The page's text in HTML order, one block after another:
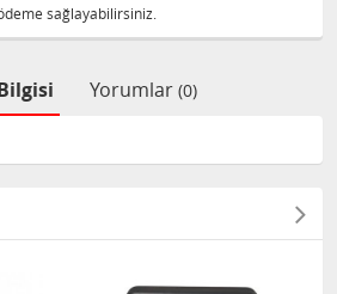
sağlayabilirsiniz.
Yorumlar (0)